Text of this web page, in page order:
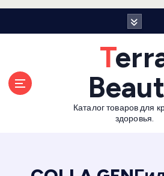
Terra
Каталог товаров для
здоровья.